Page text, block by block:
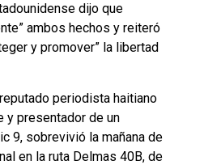
dijo que
ambos hechos y reiteró
y promover” la libertad
periodista haitiano
y presentador de un
9, sobrevivió la mañana de
en la ruta Delmas 40B, de